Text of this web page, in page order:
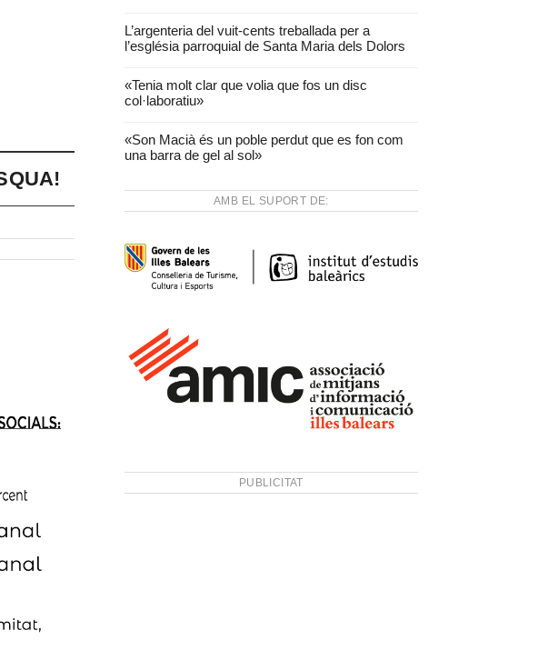
L’argenteria del vuit-cents treballada per a
l’església parroquial de Santa Maria dels Dolors
«Tenia molt clar que volia que fos un disc
col·laboratiu»
«Son Macià és un poble perdut que es fon com
una barra de gel al sol»
AMB EL SUPORT DE:
PUBLICITAT